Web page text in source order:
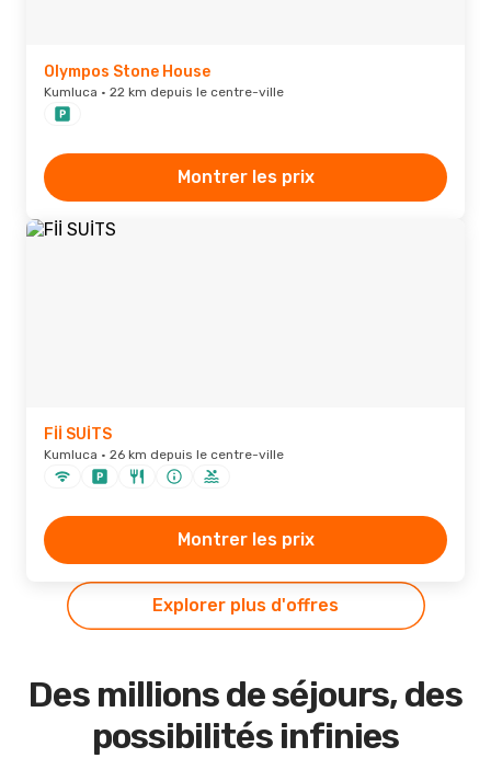
Olympos Stone House
Kumluca · 22 km depuis le centre-ville
Montrer les prix
Fİİ SUİTS
Kumluca · 26 km depuis le centre-ville
Montrer les prix
Explorer plus d'offres
Des millions de séjours, des
possibilités infinies